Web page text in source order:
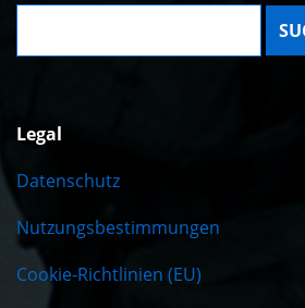
Suche:
Legal
Datenschutz
Nutzungsbestimmungen
Cookie-Richtlinien (EU)